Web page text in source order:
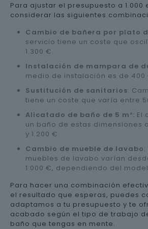
Para ajustar el presupuesto a 1.000
considerar las siguientes
Cambio de bañera por plato
servicio tiene un coste que
1.300 €.
Instalación de mampara de
medio de instalación es de 400
Sustitución de sanitarios:
tiene un coste que varía entre
Alicatado de baño de 5 m²: El
un baño de estas dimensiones
y 1.200 €.
Cambio de mueble de lavabo
muebles de lavabo varían
1.000 €, dependiendo del
Para hacer una combinación
el resultado que esperas, puedes
adaptamos a tu presupuesto y te
acabado según el tipo de trabajo
baño que tengas en mente.